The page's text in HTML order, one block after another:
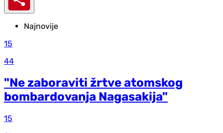
Najnovije
15
44
"Ne zaboraviti žrtve atomskog
bombardovanja Nagasakija"
15